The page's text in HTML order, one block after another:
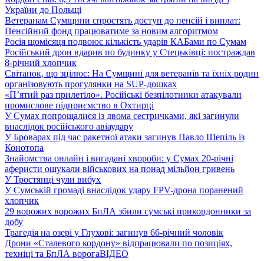
України до Польщі
Ветеранам Сумщини спростять доступ до пенсій і виплат:
Пенсійний фонд працюватиме за новим алгоритмом
Росія щомісяця подвоює кількість ударів КАБами по Сумам
Російський дрон вдарив по будинку у Стецьківці: постраждав
8-річний хлопчик
Світанок, що зцілює: На Сумщині для ветеранів та їхніх родин
організовують прогулянки на SUP-дошках
«П’ятий раз прилетіло». Російські безпілотники атакували
промислове підприємство в Охтирці
У Сумах попрощалися із двома сестричками, які загинули
внаслідок російського авіаудару
У Броварах під час ракетної атаки загинув Павло Шепіль із
Конотопа
Знайомства онлайн і вигадані хвороби: у Сумах 20-річні
аферисти ошукали військових на понад мільйон гривень
У Тростянці чули вибух
У Сумській громаді внаслідок удару FPV-дрона поранений
хлопчик
29 ворожих ворожих БпЛА збили сумські прикордонники за
добу
Трагедія на озері у Глухові: загинув 66-річний чоловік
Дрони «Сталевого кордону» відпрацювали по позиціях,
техніці та БпЛА ворогаВІДЕО